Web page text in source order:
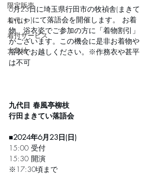
限定販売
着付け
着付サービス
大島紬
6月23日に埼玉県行田市の牧禎舎(まきて
いしゃ)にて落語会を開催します。 お着
物、浴衣姿でご参加の方に「着物割引」
がございます。この機会に是非お着物や
浴衣でお越しください。※作務衣や甚平
は不可
九代目 春風亭柳枝
行田まきてい落語会
■2024年6月23日(日)
15:00 受付
15:30 開演
※17:30頃まで